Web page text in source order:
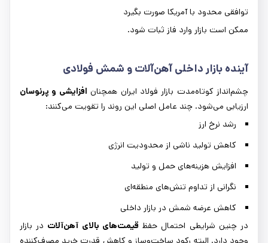
توافقی محدود با آمریکا صورت بگیرد
ممکن است بازار وارد فاز ثبات شود.
آینده بازار داخلی آهن‌آلات و شمش فولادی
چشم‌انداز کوتاه‌مدت بازار فولاد ایران همچنان افزایشی و پرنوسان
ارزیابی می‌شود. چند عامل اصلی این روند را تقویت می‌کنند:
رشد نرخ ارز
کاهش تولید ناشی از محدودیت انرژی
افزایش هزینه‌های حمل و تولید
نگرانی از تداوم تنش‌های منطقه‌ای
کاهش عرضه شمش در بازار داخلی
در چنین شرایطی احتمال حفظ قیمت‌های بالای آهن‌آلات در بازار